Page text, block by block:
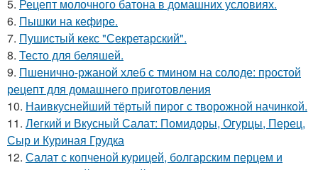
5. Рецепт молочного батона в домашних условиях.
6. Пышки на кефире.
7. Пушистый кекс "Секретарский".
8. Тесто для беляшей.
9. Пшенично-ржаной хлеб с тмином на солоде: простой
рецепт для домашнего приготовления
10. Наивкуснейший тёртый пирог с творожной начинкой.
11. Легкий и Вкусный Салат: Помидоры, Огурцы, Перец,
Сыр и Куриная Грудка
12. Салат с копченой курицей, болгарским перцем и